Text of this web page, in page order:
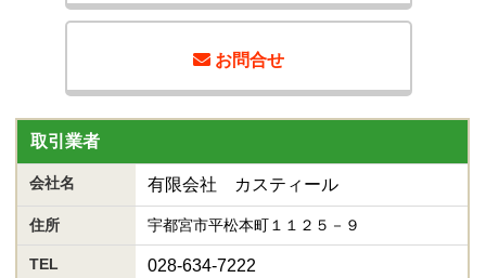
お問合せ
取引業者
会社名 有限会社 カスティール
住所 宇都宮市平松本町１１２５－９
TEL 028-634-7222